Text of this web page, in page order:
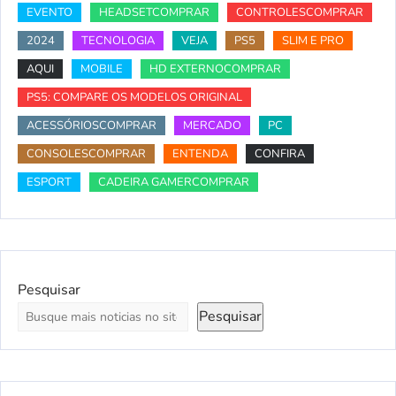
EVENTO HEADSETCOMPRAR
CONTROLESCOMPRAR
2024
TECNOLOGIA VEJA PS5
SLIM E PRO
AQUI
MOBILE
HD EXTERNOCOMPRAR
PS5: COMPARE OS MODELOS ORIGINAL
ACESSÓRIOSCOMPRAR
MERCADO
PC
CONSOLESCOMPRAR
ENTENDA
CONFIRA
ESPORT
CADEIRA GAMERCOMPRAR
Pesquisar
Pesquisar